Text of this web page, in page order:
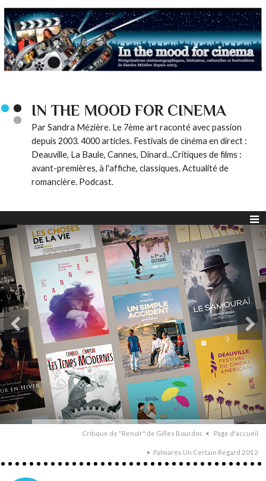
IN THE MOOD FOR CINEMA
Par Sandra Mézière. Le 7ème art raconté avec passion
depuis 2003. 4000 articles. Festivals de cinéma en direct :
Deauville, La Baule, Cannes, Dinard...Critiques de films :
avant-premières, à l'affiche, classiques. Actualité de
romancière. Podcast.
Critique de "Renoir" de Gilles Bourdos Page d'accueil
Palmarès Un Certain Regard 2012